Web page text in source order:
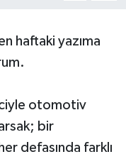
haftaki yazıma
otomotiv
bir
defasında farklı